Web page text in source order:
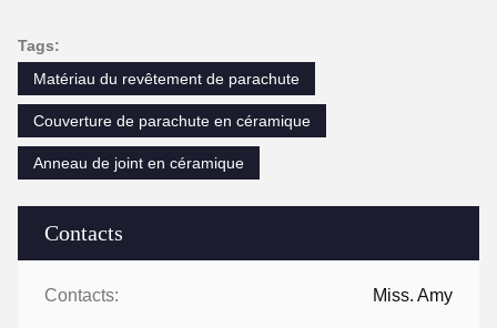
Contacts
Contacts: Miss. Amy
Tags:
Matériau du revêtement de parachute
Couverture de parachute en céramique
Anneau de joint en céramique